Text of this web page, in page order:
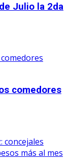
Julio la 2da
comedores